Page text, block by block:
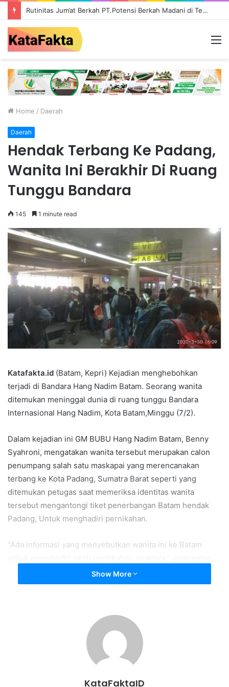
Rutinitas Jum’at Berkah PT.Potensi Berkah Madani di Tebo, Salurkan Bantuan ke Masyarakat
Home / Daerah
Daerah
Hendak Terbang Ke Padang,
Wanita Ini Berakhir Di Ruang
Tunggu Bandara
145 1 minute read
Katafakta.id (Batam, Kepri) Kejadian menghebohkan
terjadi di Bandara Hang Nadim Batam. Seorang wanita
ditemukan meninggal dunia di ruang tunggu Bandara
Internasional Hang Nadim, Kota Batam,Minggu (7/2).
Dalam kejadian ini GM BUBU Hang Nadim Batam, Benny
Syahroni, mengatakan wanita tersebut merupakan calon
penumpang salah satu maskapai yang merencanakan
terbang ke Kota Padang, Sumatra Barat seperti yang
ditemukan petugas saat memeriksa identitas wanita
tersebut mengantongi tiket penerbangan Batam hendak
Padang, Untuk menghadiri pernikahan.
“Ada informasi yang menyebutkan wanita ini ke Batam
Kejadian tersebut terjadi di Komplek Bandara, penanganan
Peristiwa ini pun membuat gempar sejumlah petugas
Bandara Hang Nadim dan para penumpang pesawat yang
Show More
KataFaktaID